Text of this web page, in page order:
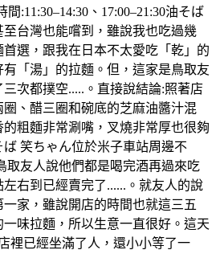
間:11:30–14:30、17:00–21:30油そば
台灣也能嚐到，雖說我也吃過幾
選，跟我在日本不太愛吃「乾」的
「湯」的拉麵。但，這家是鳥取友
次都撲空.....。直接說結論:照著店
、醋三圈和碗底的芝麻油醬汁混
粗麵非常涮嘴，叉燒非常厚也很夠
笑ちゃん位於米子車站周邊不
取友人說他們都是喝完酒再過來吃
右到已經賣完了......。就友人的說
家，雖說開店的時間也就這三五
味拉麵，所以生意一直很好。這天
裡已經坐滿了人，還小小等了一